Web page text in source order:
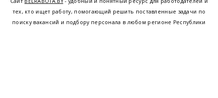
тех, кто ищет работу, помогающий решить поставленные задачи по
поиску вакансий и подбору персонала в любом регионе Республики